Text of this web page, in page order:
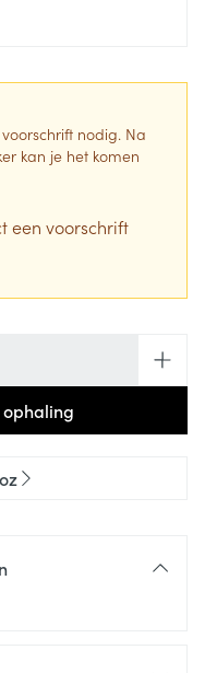
nodig. Na
kan je het komen
een voorschrift